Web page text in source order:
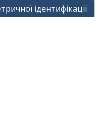
ідентифікації